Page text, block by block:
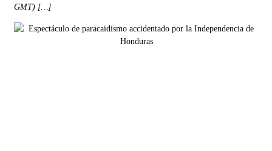
GMT) […]